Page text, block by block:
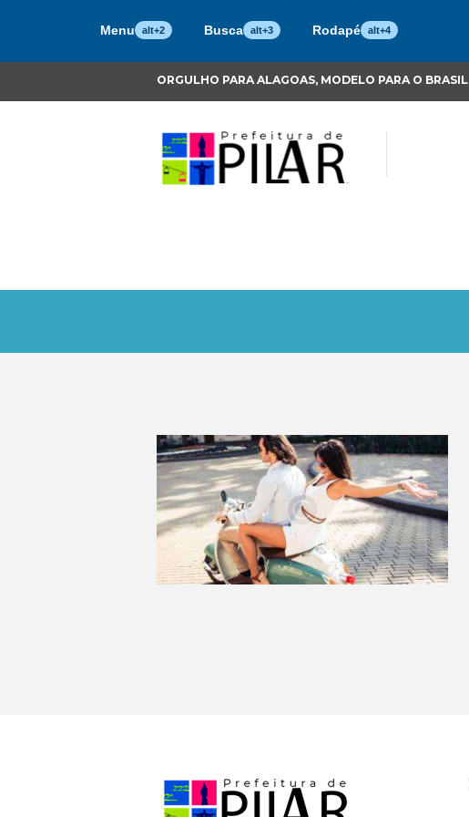
Menu alt+2 Busca alt+3 Rodapé alt+4
ORGULHO PARA ALAGOAS, MODELO PARA O BRASIL
Holidays are On!
Lorem ipsum dolor sit amet, consectetur
adipiscing elit…